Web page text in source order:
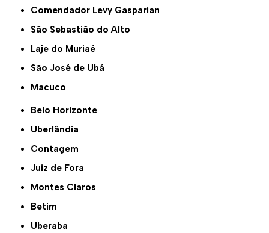
Comendador Levy Gasparian
São Sebastião do Alto
Laje do Muriaé
São José de Ubá
Macuco
Belo Horizonte
Uberlândia
Contagem
Juiz de Fora
Montes Claros
Betim
Uberaba